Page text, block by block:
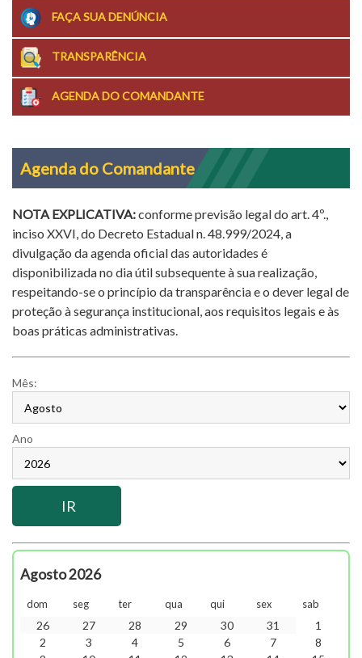
FAÇA SUA DENÚNCIA
TRANSPARÊNCIA
AGENDA DO COMANDANTE
Agenda do Comandante
NOTA EXPLICATIVA:conforme previsão legal do art. 4º.,
inciso XXVI, do Decreto Estadual n. 48.999/2024, a
divulgação da agenda oficial das autoridades é
disponibilizada no dia útil subsequente à sua realização,
respeitando-se o princípio da transparência e o dever legal de
proteção à segurança institucional, aos requisitos legais e às
boas práticas administrativas.
Mês:
Ano
Agosto 2026
dom seg ter qua qui sex sab
26 27 28 29 30 31
1
2
3 4 5 6 7
8